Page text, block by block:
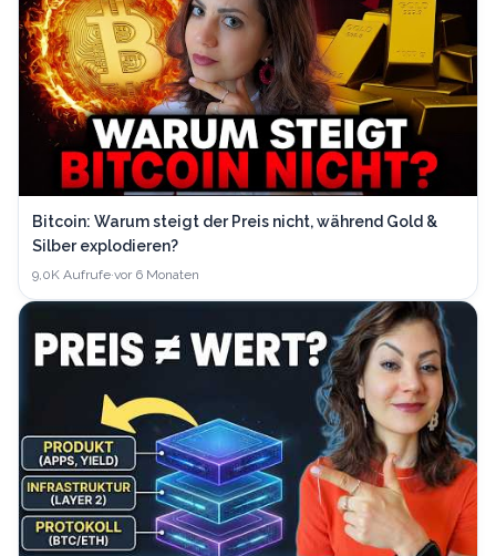
Bitcoin: Warum steigt der Preis nicht, während Gold &
Silber explodieren?
9,0K Aufrufe·vor 6 Monaten